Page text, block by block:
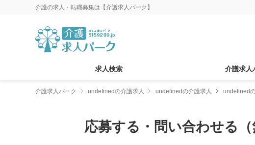
介護の求人・転職募集は【介護求人パーク】
求人検索 介護求人
介護求人パーク undefinedの介護求人 undefinedの介護求人 undefined
応募する・問い合わせる（